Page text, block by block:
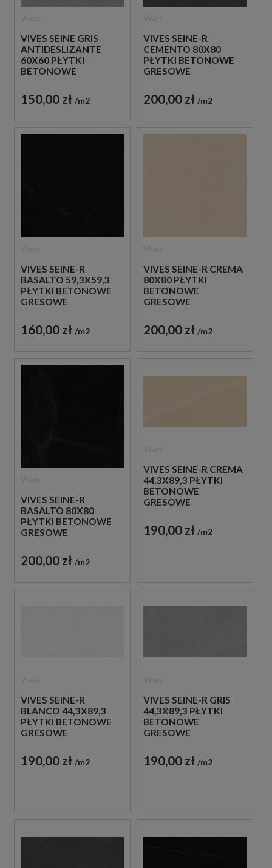
VIVES SEINE GRIS
ANTIDESLIZANTE
60X60 PŁYTKI
BETONOWE
150,00 zł m2
VIVES SEINE-R
CEMENTO 80X80
PŁYTKI BETONOWE
GRESOWE
200,00 zł m2
VIVES SEINE-R
BASALTO 59,3X59,3
PŁYTKI BETONOWE
GRESOWE
160,00 zł m2
VIVES SEINE-R CREMA
80X80 PŁYTKI
BETONOWE
GRESOWE
200,00 zł m2
VIVES SEINE-R
BASALTO 80X80
PŁYTKI BETONOWE
GRESOWE
200,00 zł m2
VIVES SEINE-R CREMA
44,3X89,3 PŁYTKI
BETONOWE
GRESOWE
190,00 zł m2
VIVES SEINE-R
BLANCO 44,3X89,3
PŁYTKI BETONOWE
GRESOWE
190,00 zł m2
VIVES SEINE-R GRIS
44,3X89,3 PŁYTKI
BETONOWE
GRESOWE
190,00 zł m2